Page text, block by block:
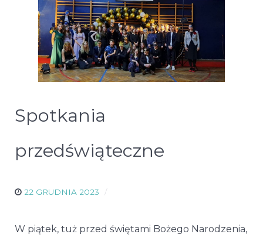
Spotkania
przedświąteczne
22 GRUDNIA 2023
W piątek, tuż przed świętami Bożego Narodzenia,